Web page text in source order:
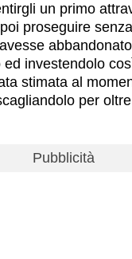
un primo
proseguire
abbandonato
ed investendolo
stimata al
per
Pubblicità